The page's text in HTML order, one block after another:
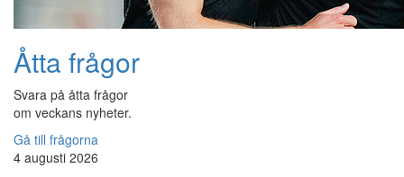
Åtta frågor
Svara på åtta frågor
om veckans nyheter.
Gå till frågorna
4 augusti 2026